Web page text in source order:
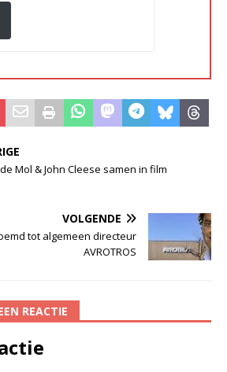
Mol & John Cleese samen in film
VOLGENDE
tot algemeen directeur
AVROTROS
REACTIE